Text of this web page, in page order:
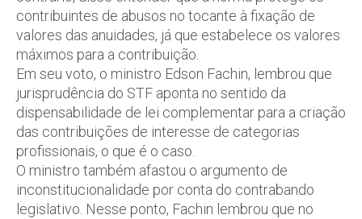
contribuintes de abusos no tocante à fixação de
valores das anuidades, já que estabelece os valores
máximos para a contribuição.
Em seu voto, o ministro Edson Fachin, lembrou que
jurisprudência do STF aponta no sentido da
dispensabilidade de lei complementar para a criação
das contribuições de interesse de categorias
profissionais, o que é o caso.
O ministro também afastou o argumento de
inconstitucionalidade por conta do contrabando
legislativo. Nesse ponto, Fachin lembrou que no